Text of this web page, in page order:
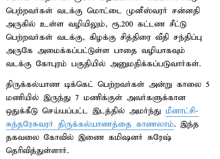
பெற்றவர்கள் வடக்கு மொட்டை முனீஸ்வரர் சன்னதி
அருகில் உள்ள வழியிலும், ரூ.200 கட்டண சீட்டு
பெற்றவர்கள் வடக்கு, கிழக்கு சித்திரை வீதி சந்திப்பு
அருகே அமைக்கப்பட்டுள்ள பாதை வழியாகவும்
வடக்கு கோபுரம் பகுதியில் அனுமதிக்கப்படுவார்கள்.
திருக்கல்யாண டிக்கெட் பெற்றவர்கள் அன்று காலை 5
மணியில் இருந்து 7 மணிக்குள் அவர்களுக்கான
ஒதுக்கீடு செய்யப்பட்ட இடத்தில் அமர்ந்து மீனாட்சி-
சுந்தரேசுவரர் திருக்கல்யாணத்தை காணலாம். இந்த
தகவலை கோவில் இணை கமிஷனர் சுரேஷ்
தெரிவித்துள்ளார்.